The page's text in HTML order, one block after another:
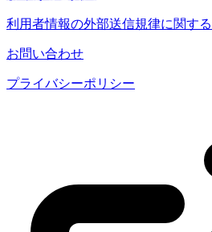
利用者情報の外部送信規律に関す
お問い合わせ
プライバシーポリシー